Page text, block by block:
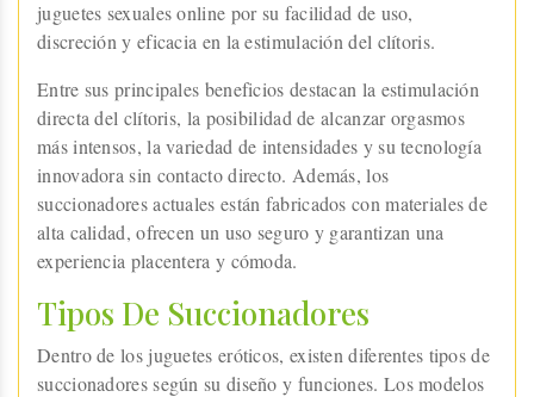
juguetes sexuales online por su facilidad de uso,
discreción y eficacia en la estimulación del clítoris.
Entre sus principales beneficios destacan la estimulación
directa del clítoris, la posibilidad de alcanzar orgasmos
más intensos, la variedad de intensidades y su tecnología
innovadora sin contacto directo. Además, los
succionadores actuales están fabricados con materiales de
alta calidad, ofrecen un uso seguro y garantizan una
experiencia placentera y cómoda.
Tipos De Succionadores
Dentro de los juguetes eróticos, existen diferentes tipos de
succionadores según su diseño y funciones. Los modelos